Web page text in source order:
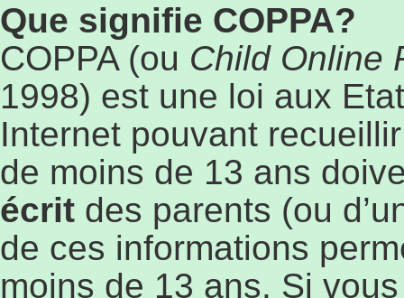
Que signifie COPPA?
COPPA (ou Child Online
1998) est une loi aux
Internet pouvant
de moins de 13 ans
écrit des parents (ou
de ces informations
moins de 13 ans. Si